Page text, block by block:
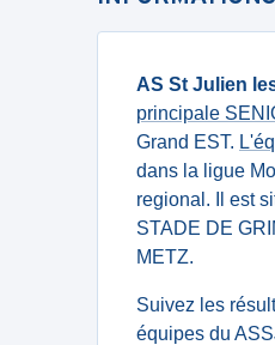
AS St Julien
principale
Grand EST.
dans la ligue
regional. Il est
STADE DE
METZ.
Suivez les
équipes du